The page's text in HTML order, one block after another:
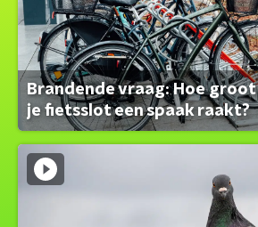
Brandende vraag: Hoe
je fietsslot een spaak raakt?